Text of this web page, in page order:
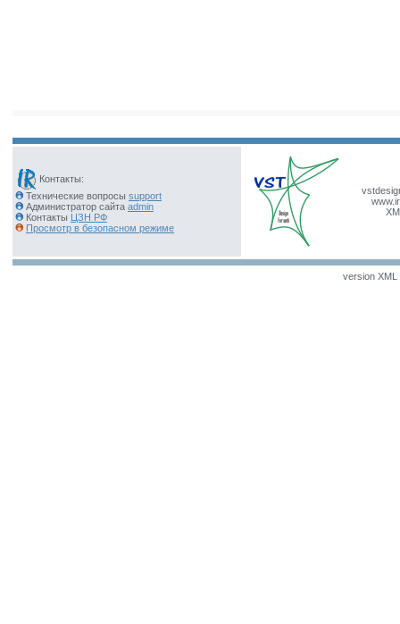
Контакты:
Технические вопросы support
Администратор сайта admin
Контакты ЦЗН РФ
Просмотр в безопасном режиме
version